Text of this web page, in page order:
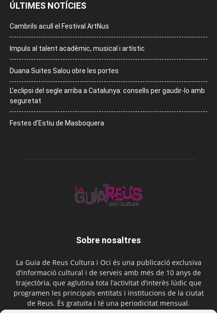
ÚLTIMES NOTÍCIES
Cambrils acull el Festival ArtNus
Impuls al talent acadèmic, musical i artístic
Duana Suites Salou obre les portes
L’eclipsi del segle arriba a Catalunya: consells per gaudir-lo amb
seguretat
Festes d’Estiu de Masboquera
Sobre nosaltres
La Guia de Reus Cultura i Oci és una publicació exclusiva
d’informació cultural i de serveis amb més de 10 anys de
trajectòria, que aglutina tota l’activitat d’interès lúdic que
programen les principals entitats i institucions de la ciutat
de Reus. És gratuïta i té una periodicitat mensual.